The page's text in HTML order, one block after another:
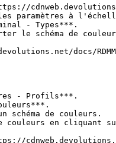
paramètres à
- Types***.
le schéma de
- Profils***.
schéma de couleurs.
couleurs en cliquant